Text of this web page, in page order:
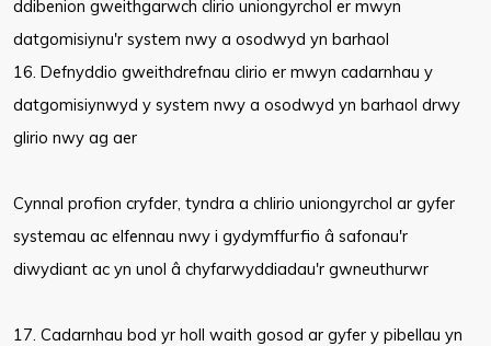
ddibenion gweithgarwch clirio uniongyrchol er mwyn
datgomisiynu'r system nwy a osodwyd yn barhaol
16. Defnyddio gweithdrefnau clirio er mwyn cadarnhau y
datgomisiynwyd y system nwy a osodwyd yn barhaol drwy
glirio nwy ag aer
Cynnal profion cryfder, tyndra a chlirio uniongyrchol ar gyfer
systemau ac elfennau nwy i gydymffurfio â safonau'r
diwydiant ac yn unol â chyfarwyddiadau'r gwneuthurwr
17. Cadarnhau bod yr holl waith gosod ar gyfer y pibellau yn